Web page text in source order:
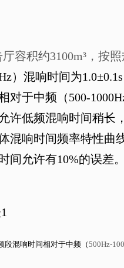
容积约3100m³，按
）混响时间为1.0±0.1s
对于中频（500-
许低频混响时间稍长
混响时间频率特性曲
间允许有10%的误差。
1
段混响时间相对于中频（500Hz-